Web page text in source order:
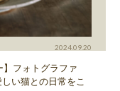
2024.09.20
】フォトグラファ
い猫との日常をこ